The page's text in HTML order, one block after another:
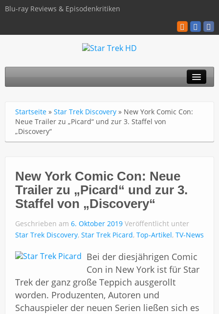
Blu-ray Reviews & Episodenkritiken
TNG
Discovery
Blu-ray / 4K
Über uns
Impressum
Startseite » Star Trek Discovery » New York Comic Con:
Neue Trailer zu „Picard“ und zur 3. Staffel von
„Discovery“
New York Comic Con: Neue
Trailer zu „Picard“ und zur 3.
Staffel von „Discovery“
Geschrieben am 6. Oktober 2019 Veröffentlicht unter
Star Trek Discovery, Star Trek Picard, Top-Artikel, TV-News
Bei der diesjährigen Comic
Con in New York ist für Star
Trek der ganz große Teppich ausgerollt
worden. Produzenten, Autoren und
Schauspieler der neuen Serien ließen sich es